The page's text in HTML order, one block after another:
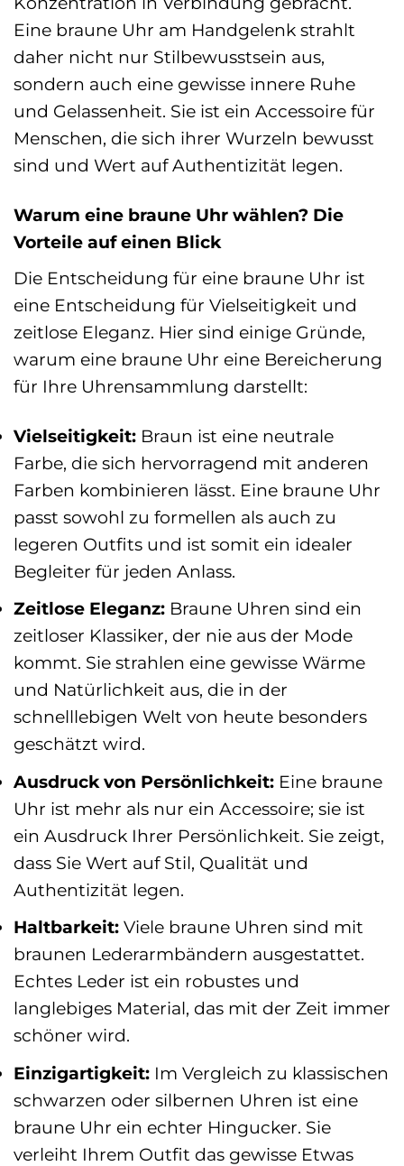
Eine braune Uhr am Handgelenk strahlt
daher nicht nur Stilbewusstsein aus,
sondern auch eine gewisse innere Ruhe
und Gelassenheit. Sie ist ein Accessoire für
Menschen, die sich ihrer Wurzeln bewusst
sind und Wert auf Authentizität legen.
Warum eine braune Uhr wählen? Die
Vorteile auf einen Blick
Die Entscheidung für eine braune Uhr ist
eine Entscheidung für Vielseitigkeit und
zeitlose Eleganz. Hier sind einige Gründe,
warum eine braune Uhr eine Bereicherung
für Ihre Uhrensammlung darstellt:
Vielseitigkeit: Braun ist eine neutrale
Farbe, die sich hervorragend mit anderen
Farben kombinieren lässt. Eine braune Uhr
passt sowohl zu formellen als auch zu
legeren Outfits und ist somit ein idealer
Begleiter für jeden Anlass.
Zeitlose Eleganz: Braune Uhren sind ein
zeitloser Klassiker, der nie aus der Mode
kommt. Sie strahlen eine gewisse Wärme
und Natürlichkeit aus, die in der
schnelllebigen Welt von heute besonders
geschätzt wird.
Ausdruck von Persönlichkeit: Eine braune
Uhr ist mehr als nur ein Accessoire; sie ist
ein Ausdruck Ihrer Persönlichkeit. Sie zeigt,
dass Sie Wert auf Stil, Qualität und
Authentizität legen.
Haltbarkeit: Viele braune Uhren sind mit
braunen Lederarmbändern ausgestattet.
Echtes Leder ist ein robustes und
langlebiges Material, das mit der Zeit immer
schöner wird.
Einzigartigkeit: Im Vergleich zu klassischen
schwarzen oder silbernen Uhren ist eine
braune Uhr ein echter Hingucker. Sie
verleiht Ihrem Outfit das gewisse Etwas